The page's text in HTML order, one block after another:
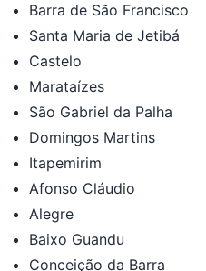
Barra de São Francisco
Santa Maria de Jetibá
Castelo
Marataízes
São Gabriel da Palha
Domingos Martins
Itapemirim
Afonso Cláudio
Alegre
Baixo Guandu
Conceição da Barra